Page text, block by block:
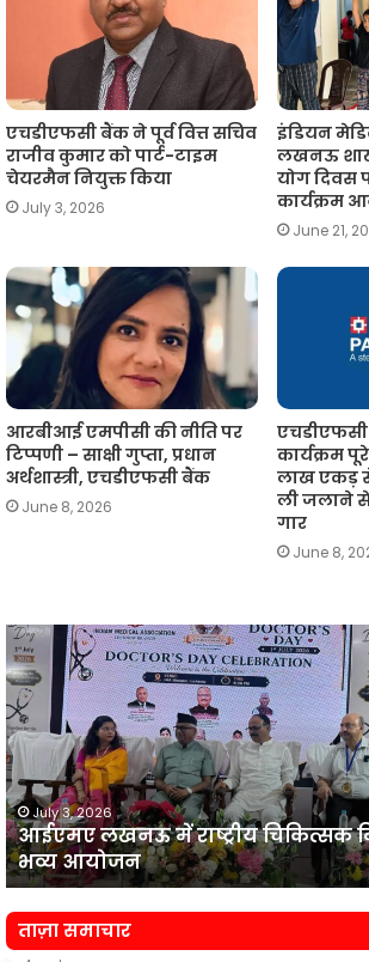
एचडीएफसी बैंक ने पूर्व वित्त सचिव
राजीव कुमार को पार्ट-टाइम
चेयरमैन नियुक्त किया
July 3, 2026
इंडियन
लखनऊ शाखा
योग दिवस
कार्यक्रम
June 21,
आरबीआई एमपीसी की नीति पर
टिप्पणी – साक्षी गुप्ता, प्रधान
अर्थशास्त्री, एचडीएफसी बैंक
June 8, 2026
एचडीएफसी
कार्यक्रम
लाख एकड़
ली जलाने
गार
June 8,
आईएमए
लखनऊ
में
राष्ट्रीय
चिकित्सक
दिवस
समारोह
का
भव्य
आयोजन
July 3, 2026
आईएमए लखनऊ में राष्ट्रीय चिकित्सक
भव्य आयोजन
ताज़ा समाचार